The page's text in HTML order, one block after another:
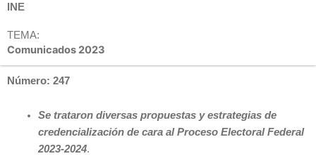
INE
TEMA:
Comunicados 2023
Número: 247
Se trataron diversas propuestas y estrategias de
credencialización de cara al Proceso Electoral Federal
2023-2024.